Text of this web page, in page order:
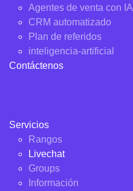
Agentes de venta con IA
CRM automatizado
Plan de referidos
inteligencia-artificial
Contáctenos
Servicios
Rangos
Livechat
Groups
Información